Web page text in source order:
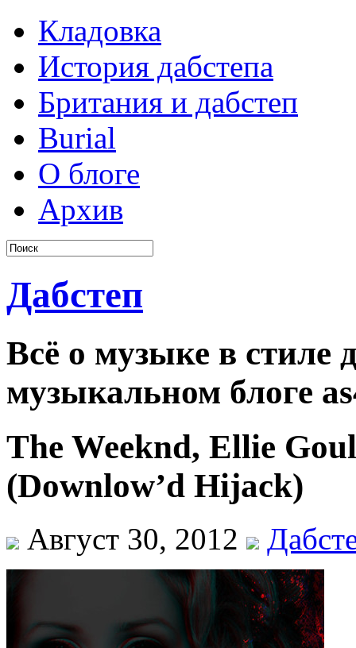
Кладовка
История дабстепа
Британия и дабстеп
Burial
О блоге
Архив
Дабстеп
Всё о музыке в стиле
музыкальном блоге
The Weeknd, Ellie
(Downlow’d Hijack)
Август 30, 2012